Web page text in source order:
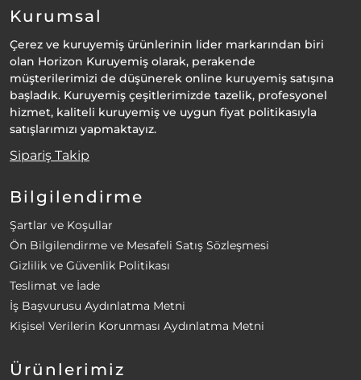
Kurumsal
Çerez ve kuruyemiş ürünlerinin lider markarından biri
olan Horizon Kuruyemiş olarak, perakende
müşterilerimizi de düşünerek online kuruyemiş satışına
başladık. Kuruyemiş çeşitlerimizde tazelik, profesyonel
hizmet, kaliteli kuruyemiş ve uygun fiyat politikasıyla
satışlarımızı yapmaktayız.
Sipariş Takip
Bilgilendirme
Şartlar ve Koşullar
Ön Bilgilendirme ve Mesafeli Satış Sözleşmesi
Gizlilik ve Güvenlik Politikası
Teslimat ve İade
İş Başvurusu Aydınlatma Metni
Kişisel Verilerin Korunması Aydınlatma Metni
Ürünlerimiz